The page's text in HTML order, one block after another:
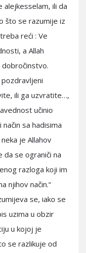
alejkesselam, ili da
što se razumije iz
reći : Ve
a Allah
dobročinstvo.
ili ga uzvratite…,
učinio
sa hadisima
je Allahov
da se ograniči na
razloga koji im
njihov način.“
se, iako se
uzima u obzir
u kojoj je
se razlikuje od